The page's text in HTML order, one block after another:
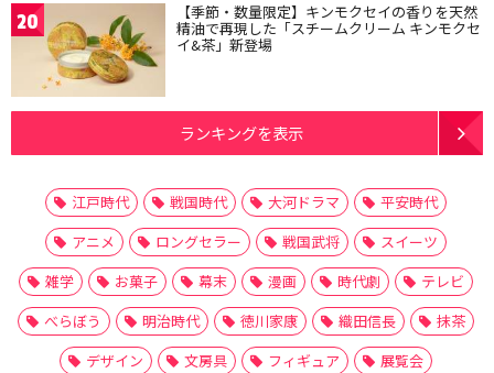
20 【季節・数量限定】キンモクセイの香りを天然
精油で再現した「スチームクリーム キンモクセ
イ&茶」新登場
ランキングを表示
江戸時代 戦国時代 大河ドラマ
平安時代
アニメ
ロングセラー 戦国武将
スイーツ
雑学
お菓子 幕末 漫画 時代劇
テレビ
べらぼう
明治時代 徳川家康 織田信長
抹茶
デザイン
文房具 フィギュア
展覧会